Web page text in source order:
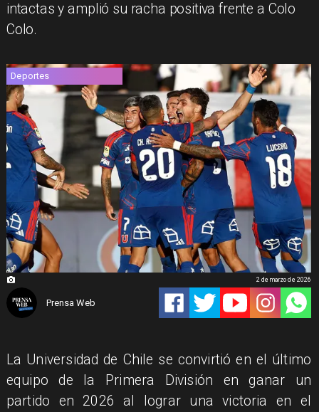
intactas y amplió su racha positiva frente a Colo
Colo.
Deportes
Prensa Web
2 de marzo de 2026
La Universidad de Chile se convirtió en el último
equipo de la Primera División en ganar un
partido en 2026 al lograr una victoria en el